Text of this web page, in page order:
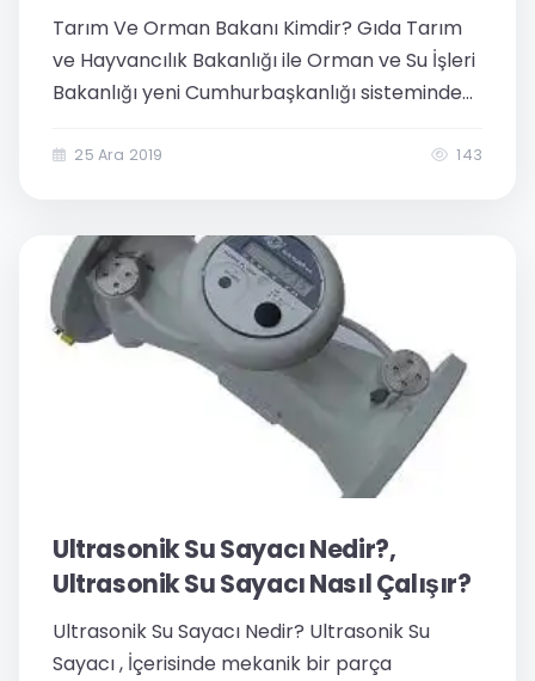
Tarım Ve Orman Bakanı Kimdir? Gıda Tarım
ve Hayvancılık Bakanlığı ile Orman ve Su İşleri
Bakanlığı yeni Cumhurbaşkanlığı sisteminde
ismini aldı. Tarım ve Orman Bakanı’nın kim
25 Ara 2019 143
Ultrasonik Su Sayacı Nedir?,
Ultrasonik Su Sayacı Nasıl Çalışır?
Ultrasonik Su Sayacı Nedir? Ultrasonik Su
Sayacı , İçerisinde mekanik bir parça